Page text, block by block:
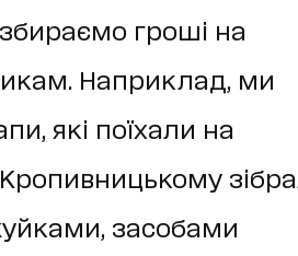
збираємо гроші на
Наприклад, ми
які поїхали на
засобами